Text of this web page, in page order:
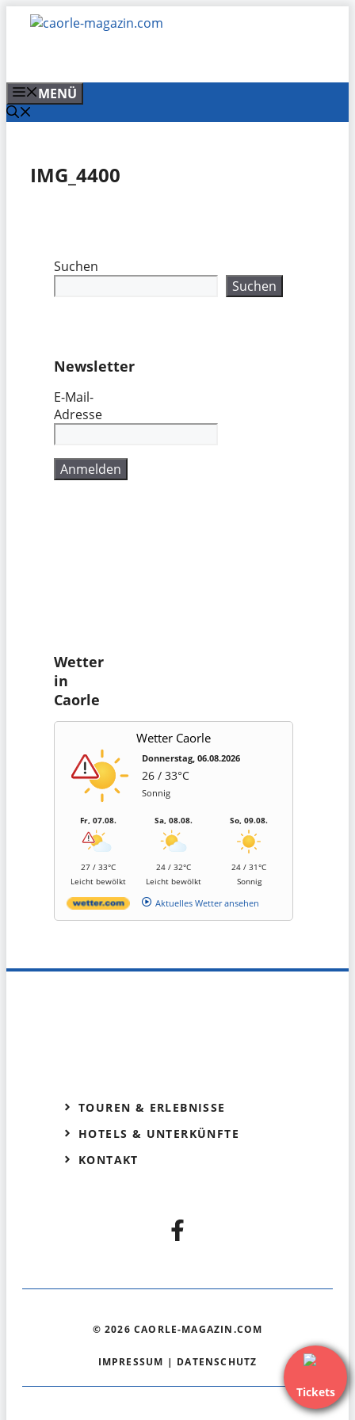
Zum
Inhalt
MENÜ
IMG_4400
Suchen
Suchen
Newsletter
E-Mail-
Adresse
Wetter
in
Caorle
Wetter Caorle
Donnerstag, 06.08.2026
26 / 33°C
Sonnig
Fr, 07.08.
27 / 33°C
Leicht bewölkt
Sa, 08.08.
24 / 32°C
Leicht bewölkt
So, 09.08.
24 / 31°C
Sonnig
Aktuelles Wetter ansehen
Tickets
TOUREN & ERLEBNISSE
HOTELS & UNTERKÜNFTE
KONTAKT
© 2026 CAORLE-MAGAZIN.COM
IMPRESSUM | DATENSCHUTZ